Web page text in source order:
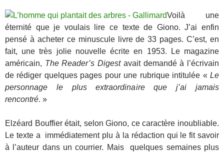
Voilà une
éternité que je voulais lire ce texte de Giono. J’ai enfin
pensé à acheter ce minuscule livre de 33 pages. C’est, en
fait, une très jolie nouvelle écrite en 1953. Le magazine
américain, The Reader’s Digestavait demandé à l’écrivain
de rédiger quelques pages pour une rubrique intitulée « Le
personnage le plus extraordinaire que j’ai jamais
rencontré. »
Elzéard Bouffier était, selon Giono, ce caractère inoubliable.
Le texte a immédiatement plu à la rédaction qui le fit savoir
à l’auteur dans un courrier. Mais quelques semaines plus